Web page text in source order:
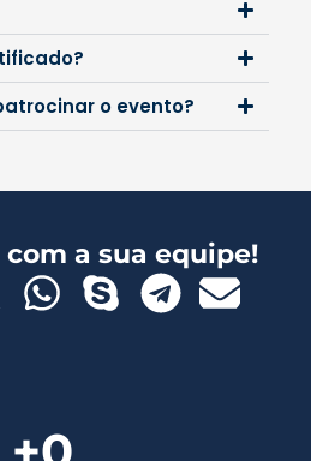
o evento?
a sua equipe!